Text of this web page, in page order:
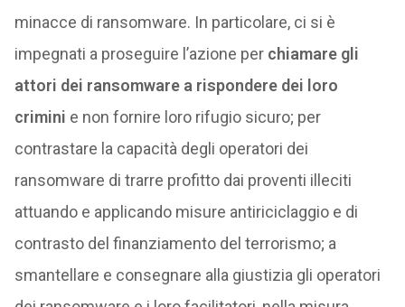
minacce di ransomware. In particolare, ci si è
impegnati a proseguire l’azione per chiamare gli
attori dei ransomware a rispondere dei loro
crimini e non fornire loro rifugio sicuro; per
contrastare la capacità degli operatori dei
ransomware di trarre profitto dai proventi illeciti
attuando e applicando misure antiriciclaggio e di
contrasto del finanziamento del terrorismo; a
smantellare e consegnare alla giustizia gli operatori